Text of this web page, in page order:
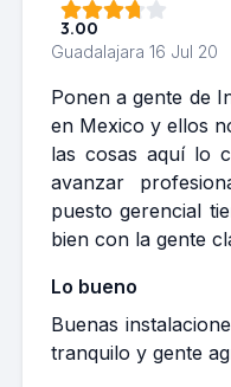
3.00
Guadalajara 16 Jul 20
Ponen a gente de
en Mexico y ellos
las cosas aquí lo
avanzar
puesto gerencial
bien con la gente
Lo bueno
Buenas
tranquilo y gente